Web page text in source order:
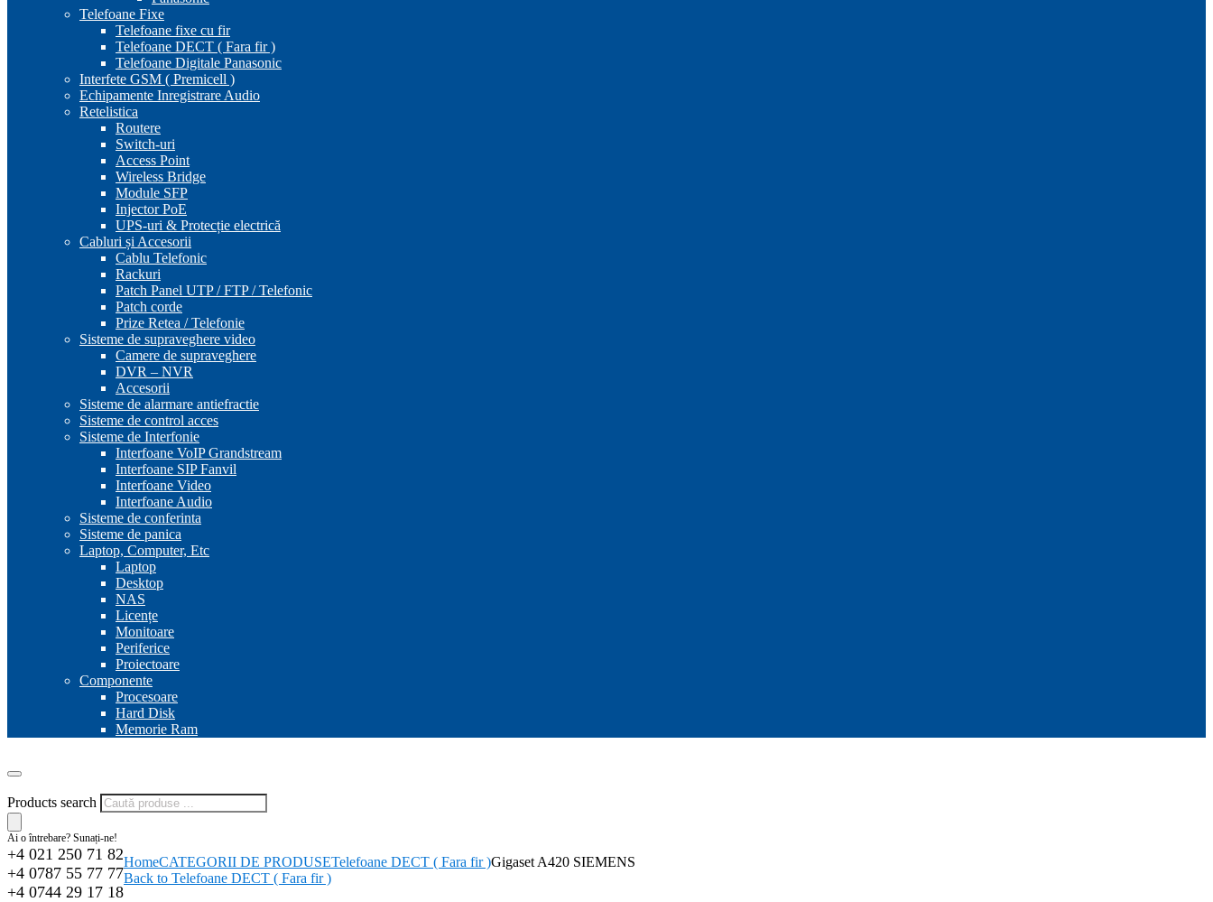
Telefoane Fixe
Telefoane fixe cu fir
Telefoane DECT ( Fara fir )
Telefoane Digitale Panasonic
Interfete GSM ( Premicell )
Echipamente Inregistrare Audio
Retelistica
Routere
Switch-uri
Access Point
Wireless Bridge
Module SFP
Injector PoE
UPS-uri & Protecție electrică
Cabluri și Accesorii
Cablu Telefonic
Rackuri
Patch Panel UTP / FTP / Telefonic
Patch corde
Prize Retea / Telefonie
Sisteme de supraveghere video
Camere de supraveghere
DVR – NVR
Accesorii
Sisteme de alarmare antiefractie
Sisteme de control acces
Sisteme de Interfonie
Interfoane VoIP Grandstream
Interfoane SIP Fanvil
Interfoane Video
Interfoane Audio
Sisteme de conferinta
Sisteme de panica
Laptop, Computer, Etc
Laptop
Desktop
NAS
Licențe
Monitoare
Periferice
Proiectoare
Componente
Procesoare
Hard Disk
Memorie Ram
Products search
Ai o întrebare? Sunați-ne!
+4 021 250 71 82
+4 0787 55 77 77
+4 0744 29 17 18
HomeCATEGORII DE PRODUSETelefoane DECT ( Fara fir )Gigaset A420 SIEMENS
Back to Telefoane DECT ( Fara fir )